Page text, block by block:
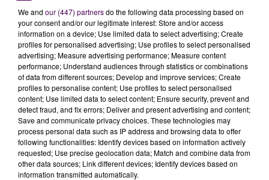
We and our (447) partnersdo the following data processing based on
your consent and/or our legitimate interest: Store and/or access
information on a device; Use limited data to select advertising; Create
profiles for personalised advertising; Use profiles to select personalised
advertising; Measure advertising performance; Measure content
performance; Understand audiences through statistics or combinations
of data from different sources; Develop and improve services; Create
profiles to personalise content; Use profiles to select personalised
content; Use limited data to select content; Ensure security, prevent and
detect fraud, and fix errors; Deliver and present advertising and content;
Save and communicate privacy choices. These technologies may
process personal data such as IP address and browsing data to offer
following functionalities: Identify devices based on information actively
requested; Use precise geolocation data; Match and combine data from
other data sources; Link different devices; Identify devices based on
information transmitted automatically.